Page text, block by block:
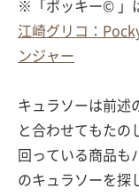
※「ポッキー© 」
江崎グリコ：
ンジャー
キュラソーは前述
と合わせてもたの
回っている商品も
のキュラソーを探